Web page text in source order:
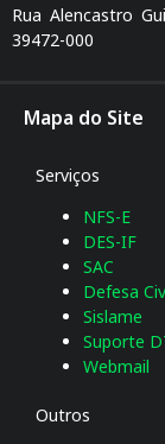
Rua Alencastro
39472-000
Mapa do Site
Serviços
NFS-E
DES-IF
SAC
Defesa
Sislame
Suporte
Webmail
Outros